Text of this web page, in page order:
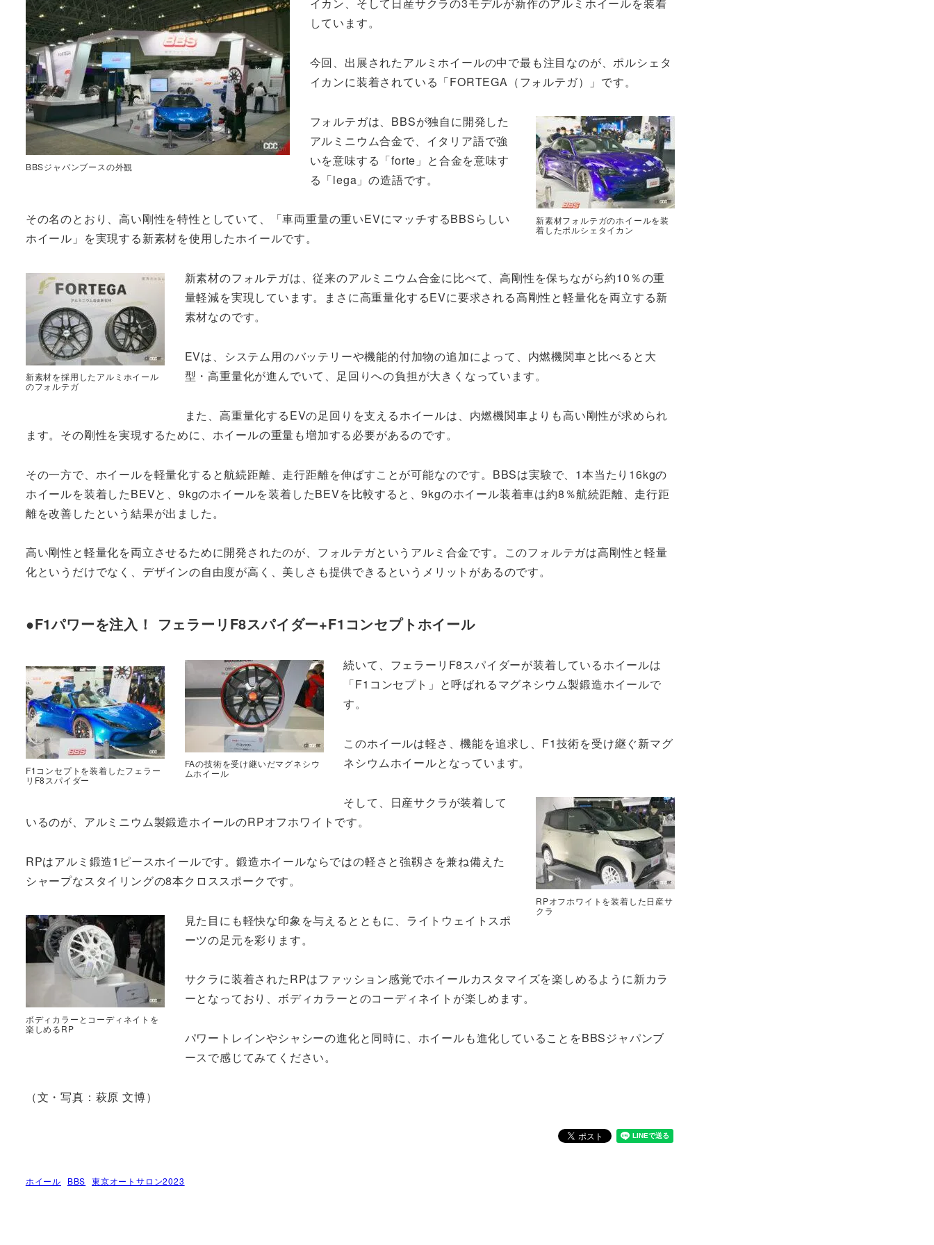
BBSジャパンブースの外観
しています。
今回、出展されたアルミホイールの中で最も注目なのが、ポルシェタ
イカンに装着されている「FORTEGA（フォルテガ）」です。
新素材フォルテガのホイールを装
着したポルシェタイカン
フォルテガは、BBSが独自に開発した
アルミニウム合金で、イタリア語で強
いを意味する「forte」と合金を意味す
る「lega」の造語です。
その名のとおり、高い剛性を特性としていて、「車両重量の重いEVにマッチするBBSらしい
ホイール」を実現する新素材を使用したホイールです。
新素材を採用したアルミホイール
のフォルテガ
新素材のフォルテガは、従来のアルミニウム合金に比べて、高剛性を保ちながら約10％の重
量軽減を実現しています。まさに高重量化するEVに要求される高剛性と軽量化を両立する新
素材なのです。
EVは、システム用のバッテリーや機能的付加物の追加によって、内燃機関車と比べると大
型・高重量化が進んでいて、足回りへの負担が大きくなっています。
また、高重量化するEVの足回りを支えるホイールは、内燃機関車よりも高い剛性が求められ
ます。その剛性を実現するために、ホイールの重量も増加する必要があるのです。
その一方で、ホイールを軽量化すると航続距離、走行距離を伸ばすことが可能なのです。BBSは実験で、1本当たり16kgの
ホイールを装着したBEVと、9kgのホイールを装着したBEVを比較すると、9kgのホイール装着車は約8％航続距離、走行距
離を改善したという結果が出ました。
高い剛性と軽量化を両立させるために開発されたのが、フォルテガというアルミ合金です。このフォルテガは高剛性と軽量
化というだけでなく、デザインの自由度が高く、美しさも提供できるというメリットがあるのです。
●F1パワーを注入！ フェラーリF8スパイダー+F1コンセプトホイール
F1コンセプトを装着したフェラー
リF8スパイダー
FAの技術を受け継いだマグネシウ
ムホイール
続いて、フェラーリF8スパイダーが装着しているホイールは
「F1コンセプト」と呼ばれるマグネシウム製鍛造ホイールで
す。
このホイールは軽さ、機能を追求し、F1技術を受け継ぐ新マグ
ネシウムホイールとなっています。
RPオフホワイトを装着した日産サ
クラ
そして、日産サクラが装着して
いるのが、アルミニウム製鍛造ホイールのRPオフホワイトです。
RPはアルミ鍛造1ピースホイールです。鍛造ホイールならではの軽さと強靱さを兼ね備えた
シャープなスタイリングの8本クロススポークです。
ボディカラーとコーディネイトを
楽しめるRP
見た目にも軽快な印象を与えるとともに、ライトウェイトスポ
ーツの足元を彩ります。
サクラに装着されたRPはファッション感覚でホイールカスタマイズを楽しめるように新カラ
ーとなっており、ボディカラーとのコーディネイトが楽しめます。
パワートレインやシャシーの進化と同時に、ホイールも進化していることをBBSジャパンブ
ースで感じてみてください。
（文・写真：萩原 文博）
ホイール BBS 東京オートサロン2023